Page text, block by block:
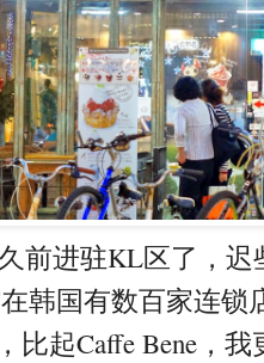
前进驻KL区了，迟
韩国有数百家连
比起Caffe Bene，